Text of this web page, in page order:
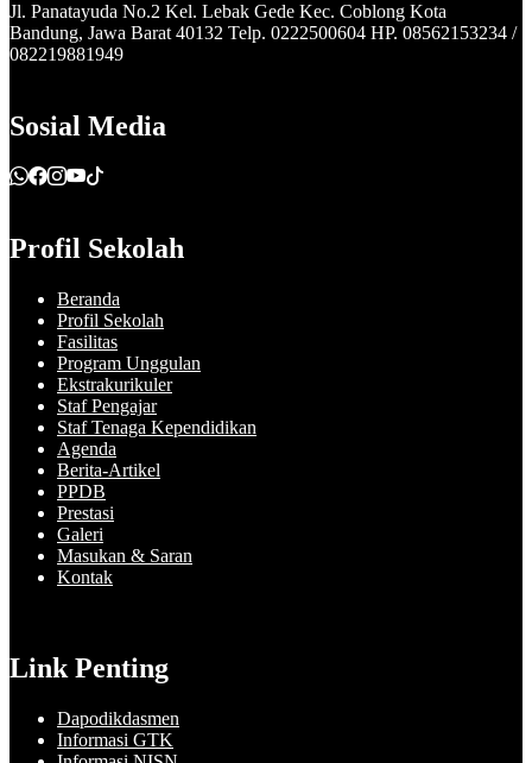
Jl. Panatayuda No.2 Kel. Lebak Gede Kec. Coblong Kota
Bandung, Jawa Barat 40132 Telp. 0222500604 HP. 08562153234 /
082219881949
Sosial Media
Profil Sekolah
Beranda
Profil Sekolah
Fasilitas
Program Unggulan
Ekstrakurikuler
Staf Pengajar
Staf Tenaga Kependidikan
Agenda
Berita-Artikel
PPDB
Prestasi
Galeri
Masukan & Saran
Kontak
Link Penting
Dapodikdasmen
Informasi GTK